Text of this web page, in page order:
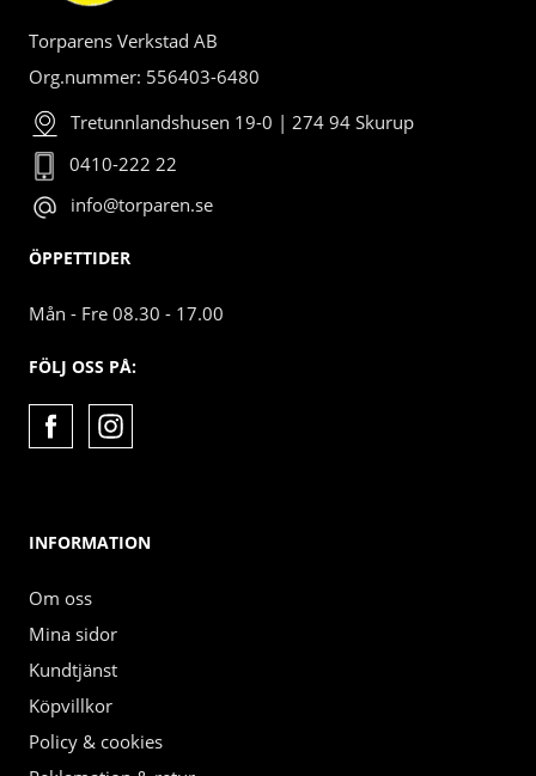
Torparens Verkstad AB
Org.nummer: 556403-6480
Tretunnlandshusen 19-0 | 274 94 Skurup
0410-222 22
info@torparen.se
ÖPPETTIDER
Mån - Fre 08.30 - 17.00
FÖLJ OSS PÅ:
INFORMATION
Om oss
Mina sidor
Kundtjänst
Köpvillkor
Policy & cookies